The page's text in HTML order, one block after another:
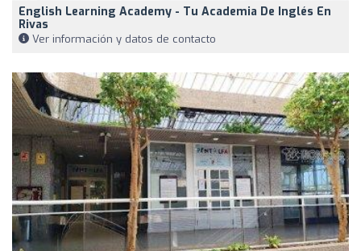
English Learning Academy - Tu Academia De Inglés En
Rivas
Ver información y datos de contacto